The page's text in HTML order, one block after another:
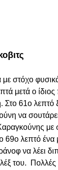
στόχο
μετά ο
61ο λεπτό
να
69ο λεπτό
να λέει
του. Πολλές